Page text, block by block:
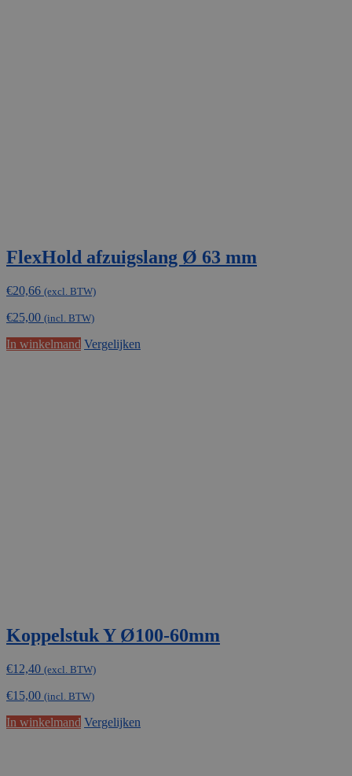
FlexHold afzuigslang Ø 63 mm
€20,66 (excl. BTW)
€25,00 (incl. BTW)
In winkelmand Vergelijken
Koppelstuk Y Ø100-60mm
€12,40 (excl. BTW)
€15,00 (incl. BTW)
In winkelmand Vergelijken